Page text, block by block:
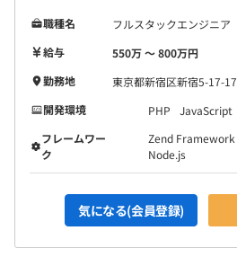
職種名
フルスタックエンジニア
給与
550万 〜 800万円
勤務地
東京都新宿区新宿5-17-17
開発環境
PHP JavaScript
フレームワー
ク
Zend Framework
Node.js
気になる(会員登録)